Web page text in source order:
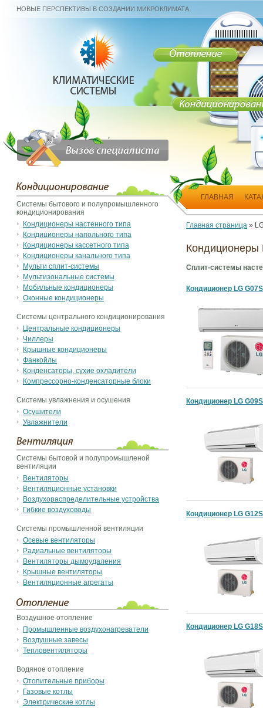
НОВЫЕ ПЕРСПЕКТИВЫ В СОЗДАНИИ МИКРОКЛИМАТА
ГЛАВНАЯ
Системы бытового и полупромышленного
кондиционирования
Кондиционеры настенного типа
Кондиционеры напольного типа
Кондиционеры кассетного типа
Кондиционеры канального типа
Мульти сплит-системы
Мультизональные системы
Мобильные кондиционеры
Оконные кондиционеры
Системы центрального кондиционирования
Центральные кондиционеры
Чиллеры
Крышные кондиционеры
Фанкойлы
Конденсаторы, сухие охладители
Компрессорно-конденсаторные блоки
Системы увлажнения и осушения
Осушители
Увлажнители
Системы бытовой и полупромышленой
вентиляции
Вентиляторы
Вентиляционные установки
Воздухораспределительные устройства
Гибкие воздуховоды
Системы промышленной вентиляции
Осевые вентиляторы
Радиальные вентиляторы
Вентиляторы дымоудаления
Крышные вентиляторы
Вентиляционные агрегаты
Воздушное отопление
Промышленные воздухонагреватели
Воздушные завесы
Тепловентиляторы
Водяное отопление
Отопительные приборы
Газовые котлы
Электрические котлы
Главная страница »
Кондиционеры
Сплит-системы
Кондиционер LG
Кондиционер LG
Кондиционер LG
Кондиционер LG